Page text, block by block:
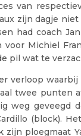
van
zijn dagje
had coach
Michiel
pil wat te
verloop
twee punten
weg geveegd
(block).
zijn ploegmaat